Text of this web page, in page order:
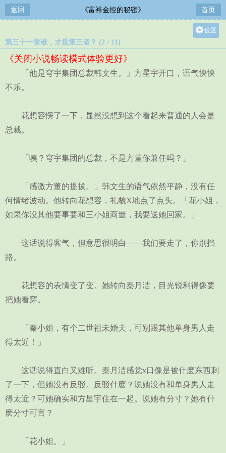
返回 《富裕金控的秘密》 首页
设置
中
第三十一章谁，才是第三者？ (2 / 11)
《关闭小说畅读模式体验更好》
「他是穹宇集团总裁韩文生。」方星宇开口，语气怏怏
不乐。
花想容愣了一下，显然没想到这个看起来普通的人会是
总裁。
「咦？穹宇集团的总裁，不是方董你兼任吗？」
「感激方董的提拔。」韩文生的语气依然平静，没有任
何情绪波动。他转向花想容，礼貌X地点了点头。「花小姐，
如果你没其他要事要和三小姐商量，我要送她回家。」
这话说得客气，但意思很明白——我们要走了，你别挡
路。
花想容的表情变了变。她转向秦月洁，目光锐利得像要
把她看穿。
「秦小姐，有个二世祖未婚夫，可别跟其他单身男人走
得太近！」
这话说得直白又难听。秦月洁感觉x口像是被什麽东西刺
了一下，但她没有反驳。反驳什麽？说她没有和单身男人走
得太近？可她确实和方星宇住在一起。说她有分寸？她有什
麽分寸可言？
「花小姐。」